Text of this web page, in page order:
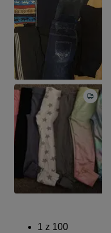
1 z 100